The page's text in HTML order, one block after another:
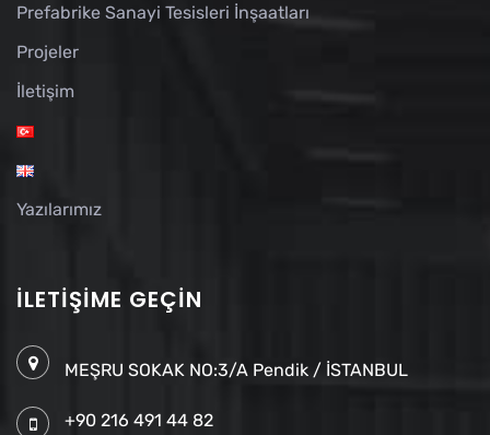
Prefabrike Sanayi Tesisleri İnşaatları
Projeler
İletişim
Yazılarımız
İLETIŞIME GEÇIN
MEŞRU SOKAK NO:3/A Pendik / İSTANBUL
+90 216 491 44 82